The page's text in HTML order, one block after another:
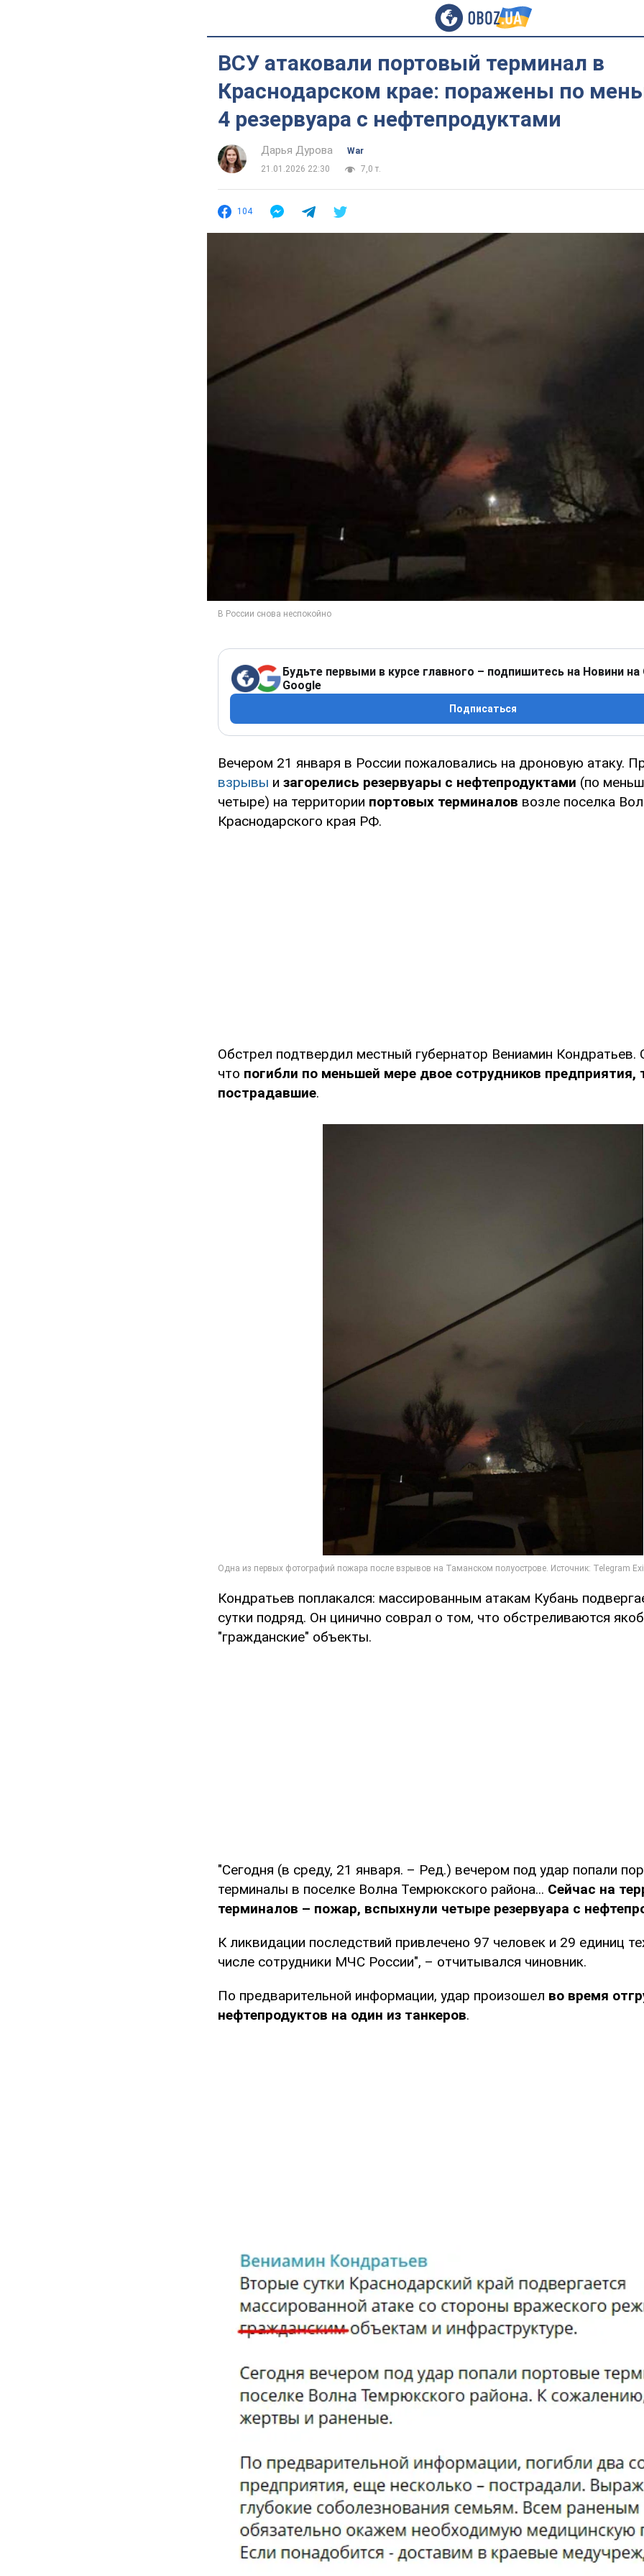
ВСУ атаковали портовый терминал в
Краснодарском крае: поражены по
4 резервуара с нефтепродуктами
Дарья Дурова
War
21.01.2026 22:30
7,0 т.
104
Будьте первыми в курсе главного – подпишитесь на Новини на
Google
Подписаться
Вечером 21 января в России пожаловались на дроновую атаку.
взрывы и загорелись резервуары с нефтепродуктами (по
четыре) на территории портовых терминалов возле поселка
Краснодарского края РФ.
Обстрел подтвердил местный губернатор Вениамин Кондратьев.
что погибли по меньшей мере двое сотрудников предприятия,
пострадавшие.
Кондратьев поплакался: массированным атакам Кубань
сутки подряд. Он цинично соврал о том, что обстреливаются
"гражданские" объекты.
"Сегодня (в среду, 21 января. – Ред.) вечером под удар попали
терминалы в поселке Волна Темрюкского района... Сейчас на
терминалов – пожар, вспыхнули четыре резервуара с
К ликвидации последствий привлечено 97 человек и 29 единиц
числе сотрудники МЧС России", – отчитывался чиновник.
По предварительной информации, удар произошел во время
нефтепродуктов на один из танкеров.